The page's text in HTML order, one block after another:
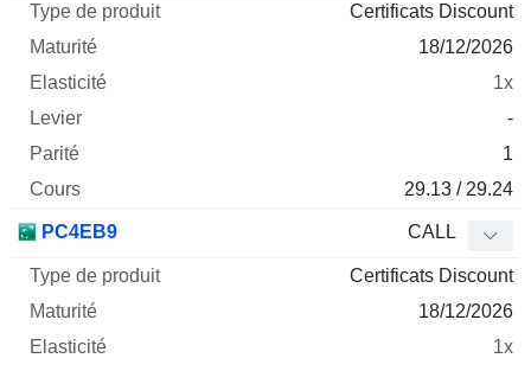
Certificats Discount
18/12/2026
1x
-
1
29.13 / 29.24
PC4EB9 CALL
Certificats Discount
18/12/2026
1x